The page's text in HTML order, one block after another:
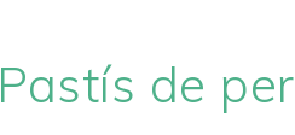
Pastís de